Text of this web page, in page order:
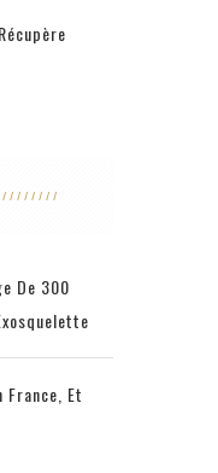
De 300
France, Et